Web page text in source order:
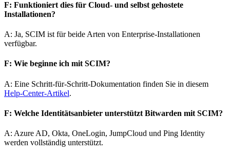
F: Funktioniert dies für Cloud- und selbst gehostete
Installationen?
A: Ja, SCIM ist für beide Arten von Enterprise-Installationen
verfügbar.
F: Wie beginne ich mit SCIM?
A: Eine Schritt-für-Schritt-Dokumentation finden Sie in diesem
Help-Center-Artikel.
F: Welche Identitätsanbieter unterstützt Bitwarden mit SCIM?
A: Azure AD, Okta, OneLogin, JumpCloud und Ping Identity
werden vollständig unterstützt.